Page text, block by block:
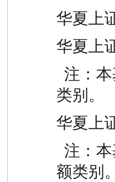
华夏上
华夏上
类别。
华夏上
额类别。